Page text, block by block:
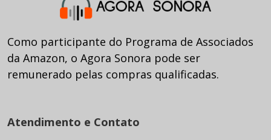
Como participante do Programa de Associados
da Amazon, o Agora Sonora pode ser
remunerado pelas compras qualificadas.
Atendimento e Contato